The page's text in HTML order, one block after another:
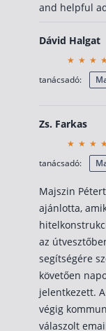
and helpful
Dávid Halgat
tanácsadó:
Zs. Farkas
tanácsadó:
Majszin
ajánlotta,
az
segítségére
követően
jelentkezett.
végig
válaszolt